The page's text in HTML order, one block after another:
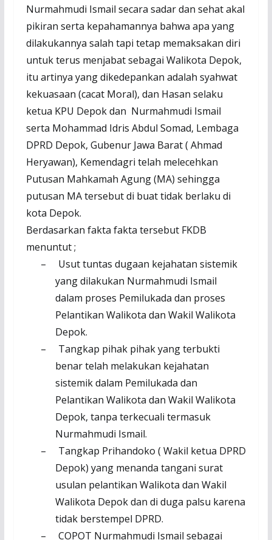
Nurmahmudi Ismail secara sadar dan sehat akal
pikiran serta kepahamannya bahwa apa yang
dilakukannya salah tapi tetap memaksakan diri
untuk terus menjabat sebagai Walikota Depok,
itu artinya yang dikedepankan adalah syahwat
kekuasaan (cacat Moral), dan Hasan selaku
ketua KPU Depok dan Nurmahmudi Ismail
serta Mohammad Idris Abdul Somad, Lembaga
DPRD Depok, Gubenur Jawa Barat ( Ahmad
Heryawan), Kemendagri telah melecehkan
Putusan Mahkamah Agung (MA) sehingga
putusan MA tersebut di buat tidak berlaku di
kota Depok.
Berdasarkan fakta fakta tersebut FKDB
menuntut ;
–
Usut tuntas dugaan kejahatan sistemik
yang dilakukan Nurmahmudi Ismail
dalam proses Pemilukada dan proses
Pelantikan Walikota dan Wakil Walikota
Depok.
–
Tangkap pihak pihak yang terbukti
benar telah melakukan kejahatan
sistemikdalam Pemilukada dan
Pelantikan Walikota dan Wakil Walikota
Depok, tanpa terkecuali termasuk
Nurmahmudi Ismail.
–
Tangkap Prihandoko ( Wakil ketua DPRD
Depok) yang menanda tangani surat
usulan pelantikan Walikota dan Wakil
Walikota Depok dan di duga palsu karena
tidak berstempel DPRD.
–
COPOT Nurmahmudi Ismail sebagai